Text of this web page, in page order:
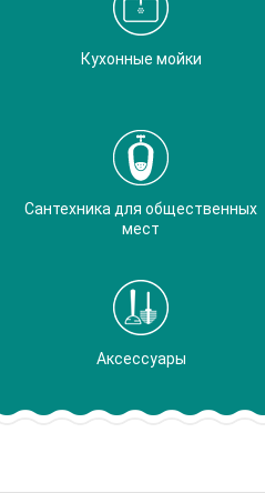
Кухонные мойки
Сантехника для общественных
мест
Аксессуары